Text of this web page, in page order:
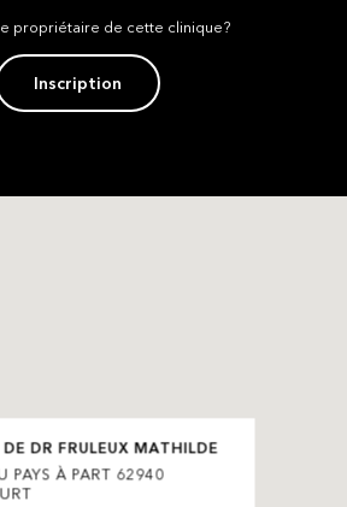
propriétaire de cette clinique?
Inscription
DR FRULEUX MATHILDE
PAYS À PART 62940